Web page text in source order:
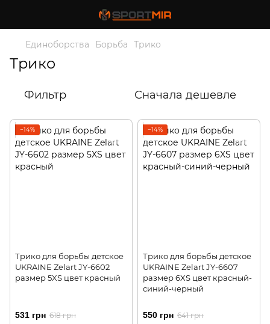
Единоборства Борьба Трико
Трико
Фильтр Сначала дешевле
−14%
Трико для борьбы детское
UKRAINE Zelart JY-6602
размер 5XS цвет красный
531 грн 618 грн
−14%
Трико для борьбы детское
UKRAINE Zelart JY-6607
размер 6XS цвет красный-
синий-черный
550 грн 641 грн